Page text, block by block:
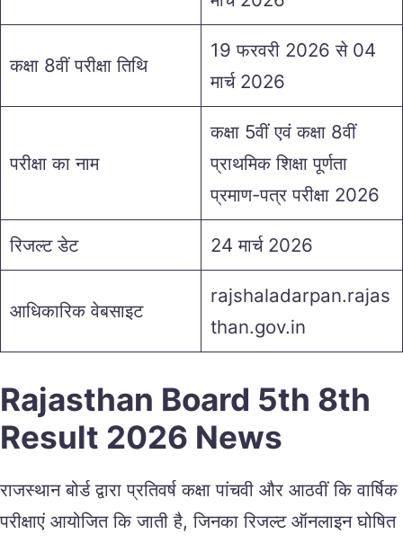
कक्षा 8वीं परीक्षा तिथि
19 फरवरी 2026 से 04
मार्च 2026
परीक्षा का नाम
कक्षा 5वीं एवं कक्षा 8वीं
प्राथमिक शिक्षा पूर्णता
प्रमाण-पत्र परीक्षा 2026
रिजल्ट डेट 24 मार्च 2026
आधिकारिक वेबसाइट
rajshaladarpan.rajas
than.gov.in
Rajasthan Board 5th 8th
Result 2026 News
राजस्थान बोर्ड द्वारा प्रतिवर्ष कक्षा पांचवी और आठवीं कि वार्षिक
परीक्षाएं आयोजित कि जाती है, जिनका रिजल्ट ऑनलाइन घोषित